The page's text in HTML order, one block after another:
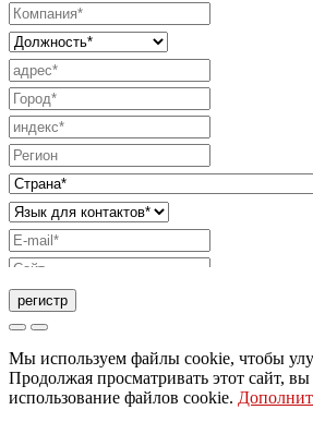
Запрос на отправку каталога
Запрос, чтобы с вами
представитель
регистр
Мы используем файлы cookie, чтобы
Продолжая просматривать этот сайт, вы
использование файлов cookie.